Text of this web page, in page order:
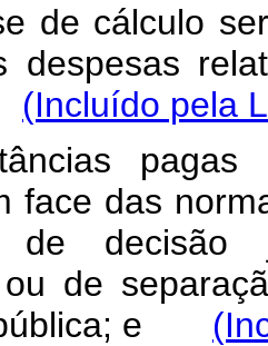
de cálculo
despesas
(Incluído pela
face das
de decisão
de
pública; e